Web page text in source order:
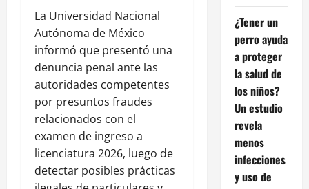
La Universidad Nacional
Autónoma de México
informó que presentó una
denuncia penal ante las
autoridades competentes
por presuntos fraudes
relacionados con el
examen de ingreso a
licenciatura 2026, luego de
detectar posibles prácticas
¿Tener un
perro ayuda
a proteger
la salud de
los niños?
Un estudio
revela
menos
infecciones
y uso de